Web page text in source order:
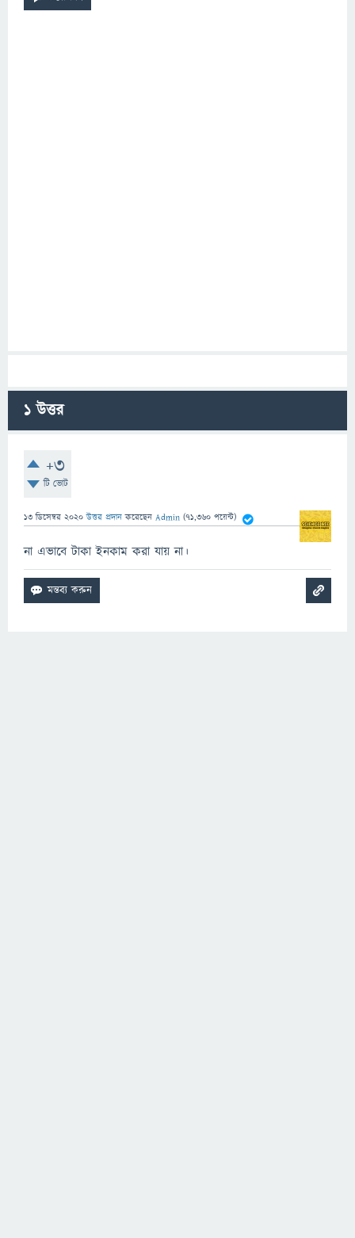
1উত্তর
+3
টি ভোট
13 ডিসেম্বর 2020 উত্তর প্রদান করেছেন Admin (71,360 পয়েন্ট)
না এভাবে টাকা ইনকাম করা যায় না।